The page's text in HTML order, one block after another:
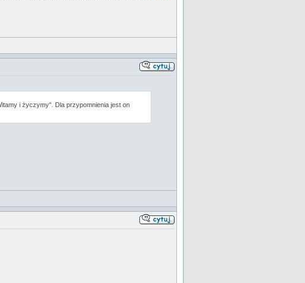
i życzymy". Dla przypomnienia jest on